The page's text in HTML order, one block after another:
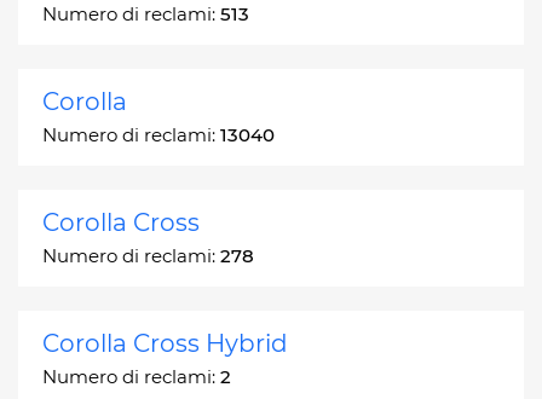
Numero di reclami: 513
Corolla
Numero di reclami: 13040
Corolla Cross
Numero di reclami: 278
Corolla Cross Hybrid
Numero di reclami: 2